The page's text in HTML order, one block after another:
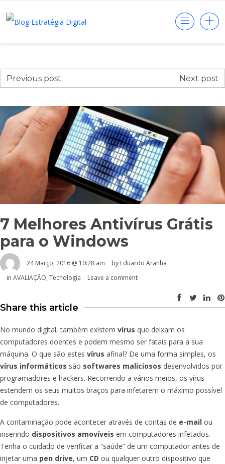
Previous post Next post
7 Melhores Antivírus Grátis
para o Windows
24 Março, 2016 @ 10:28 am by Eduardo Aranha
in AVALIAÇÃO, Tecnologia Leave a comment
Share this article
No mundo digital, também existem vírus que deixam os
computadores doentes e podem mesmo ser fatais para a sua
máquina. O que são estes vírus afinal? De uma forma simples, os
vírus informáticos são softwares maliciosos desenvolvidos por
programadores e hackers. Recorrendo a vários meios, os vírus
estendem os seus muitos braços para infetarem o máximo possível
de computadores.
A contaminação pode acontecer através de contas de e-mail ou
inserindo dispositivos amovíveis em computadores infetados.
Tenha o cuidado de verificar a “saúde” de um computador antes de
injetar uma pen drive, um CD ou qualquer outro dispositivo que